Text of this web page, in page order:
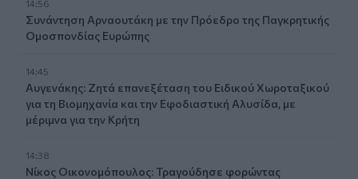
14:56
Συνάντηση Αρναουτάκη με την Πρόεδρο της Παγκρητικής
Ομοσπονδίας Ευρώπης
14:45
Αυγενάκης: Ζητά επανεξέταση του Ειδικού Χωροταξικού
για τη Βιομηχανία και την Εφοδιαστική Αλυσίδα, με
μέριμνα για την Κρήτη
14:38
Νίκος Οικονομόπουλος: Τραγούδησε φορώντας